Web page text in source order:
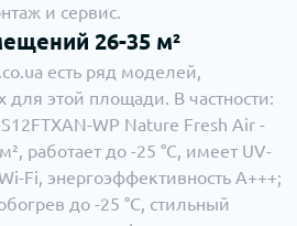
и сервис.
26-35 м²
есть ряд моделей,
этой площади. В частности:
WP Nature Fresh Air -
работает до -25 °C, имеет UV-
Fi, энергоэффективность A+++;
до -25 °C, стильный